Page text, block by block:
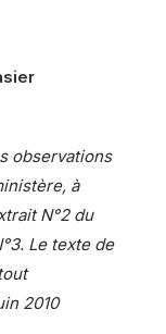
observations
à
N°2 du
Le texte de
2010